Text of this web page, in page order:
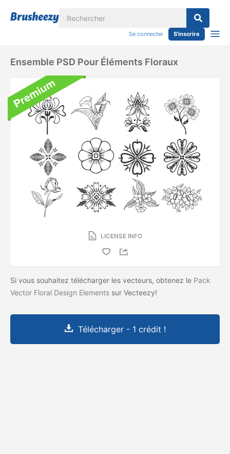
Se connecter S'inscrire
Ensemble PSD Pour Éléments Floraux
LICENSE INFO
Si vous souhaitez télécharger les vecteurs, obtenez le Pack
Vector Floral Design Elements sur Vecteezy!
Télécharger - 1 crédit !